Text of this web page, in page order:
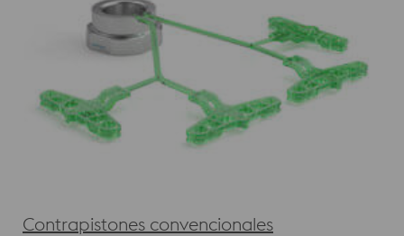
Contrapistones convencionales